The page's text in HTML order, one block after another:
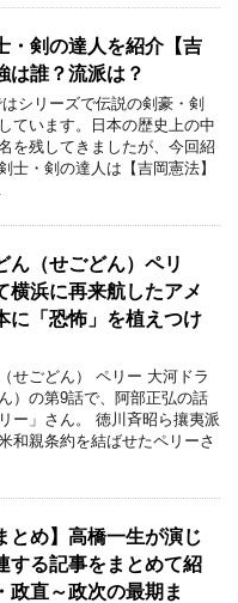
・剣の達人を紹介【吉
は誰？流派は？
シリーズで伝説の剣豪・剣
ています。日本の歴史上の中
を残してきましたが、今回紹
士・剣の達人は【吉岡憲法】
ん（せごどん）ペリ
浜に再来航したアメ
に「恐怖」を植えつけ
せごどん） ペリー 大河ドラ
）の第9話で、阿部正弘の話
ー」さん。 徳川斉昭ら攘夷派
和親条約を結ばせたペリーさ
とめ】高橋一生が演じ
する記事をまとめて紹
政直～政次の最期ま